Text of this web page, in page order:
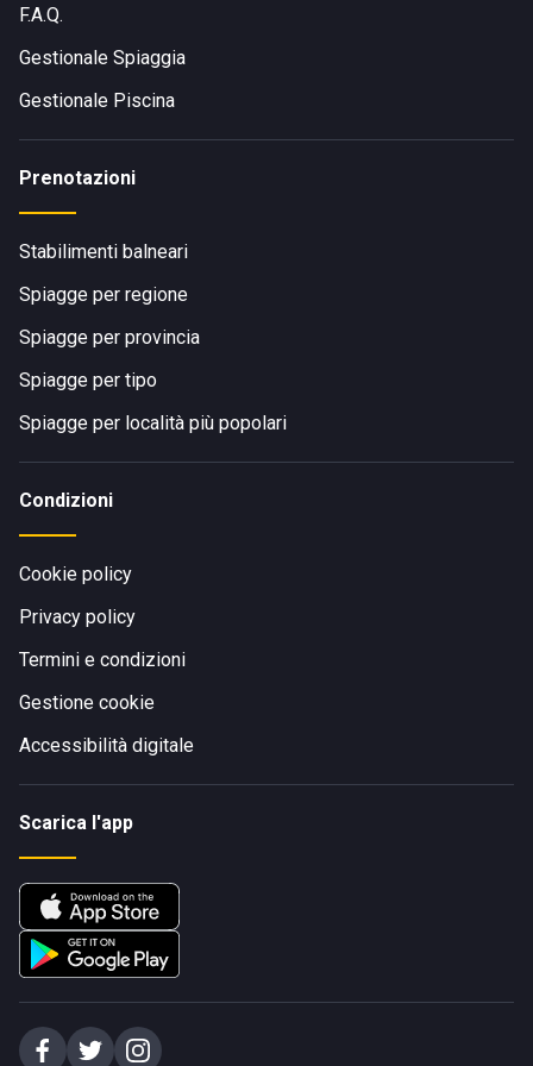
F.A.Q.
Gestionale Spiaggia
Gestionale Piscina
Prenotazioni
Stabilimenti balneari
Spiagge per regione
Spiagge per provincia
Spiagge per tipo
Spiagge per località più popolari
Condizioni
Cookie policy
Privacy policy
Termini e condizioni
Gestione cookie
Accessibilità digitale
Scarica l'app